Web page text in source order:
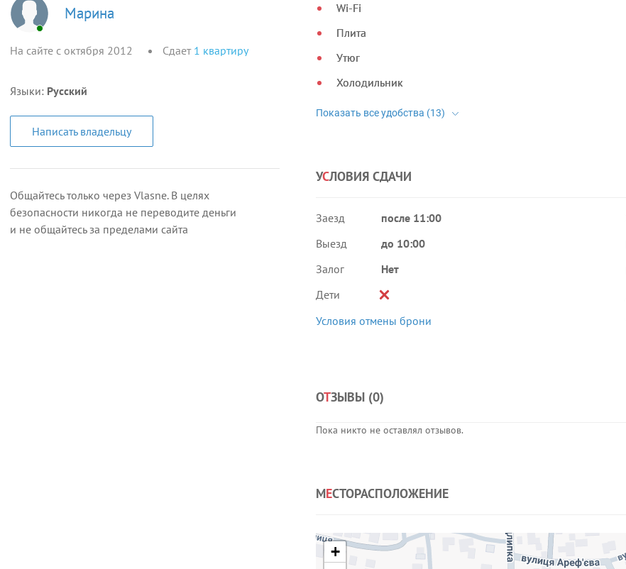
Марина
На сайте с октября 2012 Сдает 1 квартиру
Языки: Русский
Написать владельцу
Общайтесь только через Vlasne. В целях
безопасности никогда не переводите деньги
и не общайтесь за пределами сайта
Wi-Fi
Плита
Утюг
Холодильник
УСЛОВИЯ СДАЧИ
Заезд
после 11:00
Выезд
до 10:00
Залог
Нет
Дети
Условия отмены брони
ОТЗЫВЫ (0)
Пока никто не оставлял отзывов.
МЕСТОРАСПОЛОЖЕНИЕ
+